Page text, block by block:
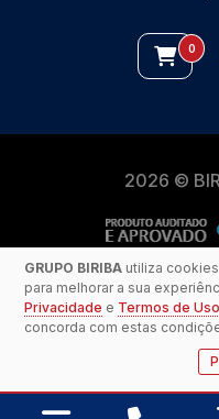
GRUPO BIRIBA utiliza
para melhorar a sua
Privacidade e Termos de Uso
concorda com estas
0
2026 ©